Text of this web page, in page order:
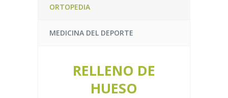
ORTOPEDIA
MEDICINA DEL DEPORTE
RELLENO DE
HUESO